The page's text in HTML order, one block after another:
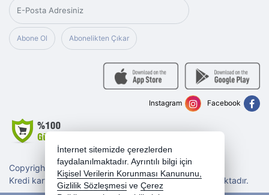
Abone Ol Abonelikten Çıkar
Copyright 2026 morotogrup.com - Tüm hakları saklıdır.
Kredi kartı bilgileriniz 256bit SSL sertifikası ile korunmaktadır.
Facebook
Instagram
İnternet sitemizde çerezlerden
faydalanılmaktadır. Ayrıntılı bilgi için
Kişisel Verilerin Korunması Kanununu,
Gizlilik Sözleşmesi ve Çerez